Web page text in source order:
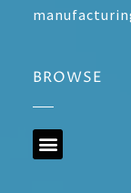
BROWSE